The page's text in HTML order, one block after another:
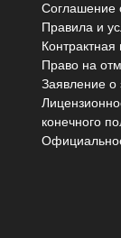
Соглашение
Правила и
Право на
Заявление
конечного